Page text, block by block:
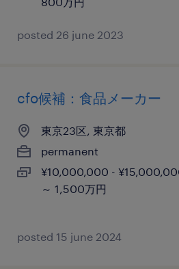
posted 26 june 2023
cfo候補：食品メーカー
東京23区, 東京都
permanent
¥10,000,000 -
～ 1,500万円
posted 15 june 2024